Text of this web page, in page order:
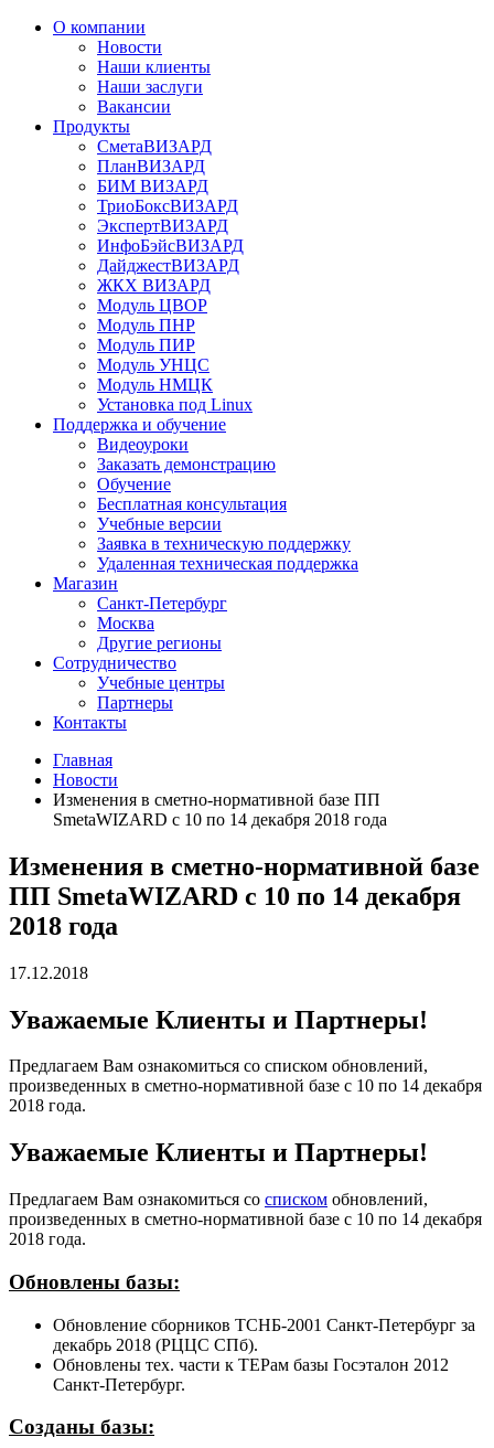
О компании
Новости
Наши клиенты
Наши заслуги
Вакансии
Продукты
СметаВИЗАРД
ПланВИЗАРД
БИМ ВИЗАРД
ТриоБоксВИЗАРД
ЭкспертВИЗАРД
ИнфоБэйсВИЗАРД
ДайджестВИЗАРД
ЖКХ ВИЗАРД
Модуль ЦВОР
Модуль ПНР
Модуль ПИР
Модуль УНЦС
Модуль НМЦК
Установка под Linux
Поддержка и обучение
Видеоуроки
Заказать демонстрацию
Обучение
Бесплатная консультация
Учебные версии
Заявка в техническую поддержку
Удаленная техническая поддержка
Магазин
Санкт-Петербург
Москва
Другие регионы
Сотрудничество
Учебные центры
Партнеры
Контакты
Главная
Новости
Изменения в сметно-нормативной базе ПП
SmetaWIZARD с 10 по 14 декабря 2018 года
Изменения в сметно-нормативной базе
ПП SmetaWIZARD с 10 по 14 декабря
2018 года
17.12.2018
Уважаемые Клиенты и Партнеры!
Предлагаем Вам ознакомиться со списком обновлений,
произведенных в сметно-нормативной базе с 10 по 14 декабря
2018 года.
Уважаемые Клиенты и Партнеры!
Предлагаем Вам ознакомиться со списком обновлений,
произведенных в сметно-нормативной базе с 10 по 14 декабря
2018 года.
Обновлены базы:
Обновление сборников ТСНБ-2001 Санкт-Петербург за
декабрь 2018 (РЦЦС СПб).
Обновлены тех. части к ТЕРам базы Госэталон 2012
Санкт-Петербург.
Созданы базы: